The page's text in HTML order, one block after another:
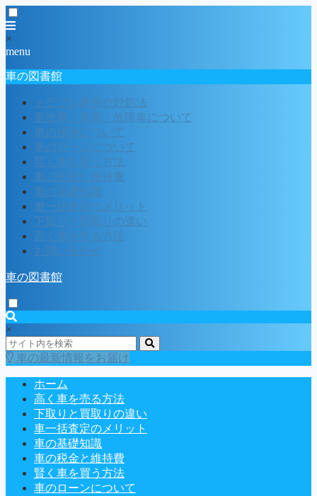
×
menu
車の図書館
トラブル事例や対処法
事故車・廃車・故障車について
車の保険について
車のローンについて
賢く車を買う方法
車の税金と維持費
車の基礎知識
車一括査定のメリット
下取りと買取りの違い
高く車を売る方法
お問い合わせ
車の図書館
×
車の最新情報をお届け
ホーム
高く車を売る方法
下取りと買取りの違い
車一括査定のメリット
車の基礎知識
車の税金と維持費
賢く車を買う方法
車のローンについて